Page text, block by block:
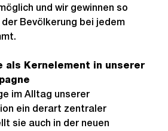
und wir gewinnen so
Bevölkerung bei jedem
als Kernelement in unserer
im Alltag unserer
ein derart zentraler
sie auch in der neuen